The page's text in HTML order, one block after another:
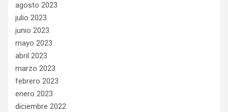
agosto 2023
julio 2023
junio 2023
mayo 2023
abril 2023
marzo 2023
febrero 2023
enero 2023
diciembre 2022